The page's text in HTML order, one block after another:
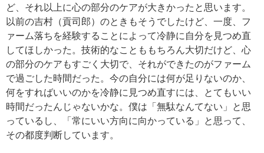
ど、それ以上に心の部分のケアが大きかったと思います。
以前の吉村（貢司郎）のときもそうでしたけど、一度、フ
ァーム落ちを経験することによって冷静に自分を見つめ直
してほしかった。技術的なことももちろん大切だけど、心
の部分のケアもすごく大切で、それができたのがファーム
で過ごした時間だった。今の自分には何が足りないのか、
何をすればいいのかを冷静に見つめ直すには、とてもいい
時間だったんじゃないかな。僕は「無駄なんてない」と思
っているし、「常にいい方向に向かっている」と思って、
その都度判断しています。